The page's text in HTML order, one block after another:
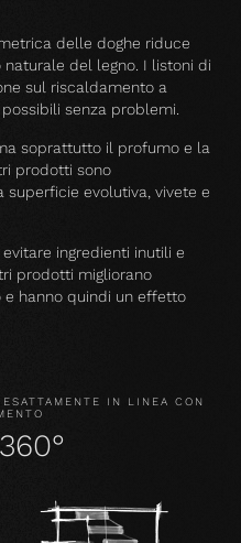
delle doghe riduce
del legno. I listoni di
sul riscaldamento a
senza problemi.
soprattutto il profumo e la
prodotti sono
superficie evolutiva, vivete e
ingredienti inutili e
prodotti migliorano
hanno quindi un effetto
IN LINEA CON